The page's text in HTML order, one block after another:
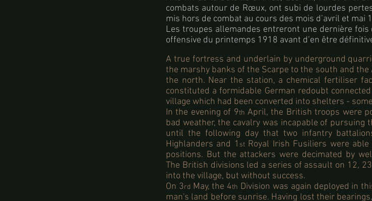
combats autour de Rœux, ont subi de lourdes
mis hors de combat au cours des mois d’avril et mai
Les troupes allemandes entreront une dernière
offensive du printemps 1918 avant d’en être
A true fortress and underlain by underground
the marshy banks of the Scarpe to the south and
the north. Near the station, a chemical fertiliser
constituted a formidable German redoubt
village which had been converted into shelters -
In the evening of 9th April, the British troops were
bad weather, the cavalry was incapable of pursuing
until the following day that two infantry
Highlanders and 1 stRoyal Irish Fusiliers were
positions. But the attackers were decimated by
The British divisions led a series of assault on 12,
into the village, but without success.
On 3rd May, the 4th Division was again deployed in
man's land before sunrise. Having lost their